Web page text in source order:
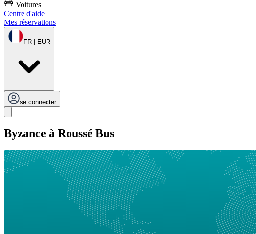
Voitures
Centre d'aide
Mes réservations
FR | EUR
se connecter
Byzance à Roussé Bus